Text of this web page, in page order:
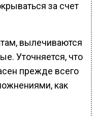
за счет
вылечиваются
Уточняется, что
прежде всего
как